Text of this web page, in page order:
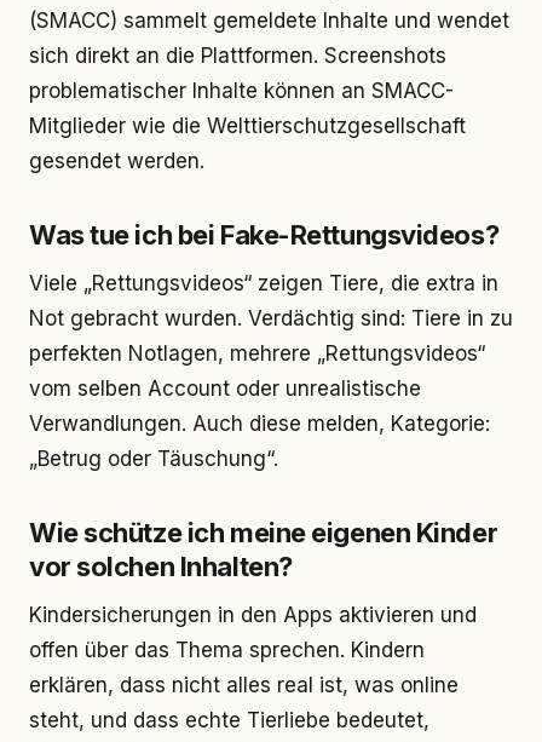
(SMACC) sammelt gemeldete Inhalte und wendet
sich direkt an die Plattformen. Screenshots
problematischer Inhalte können an SMACC-
Mitglieder wie die Welttierschutzgesellschaft
gesendet werden.
Was tue ich bei Fake-Rettungsvideos?
Viele „Rettungsvideos“ zeigen Tiere, die extra in
Not gebracht wurden. Verdächtig sind: Tiere in zu
perfekten Notlagen, mehrere „Rettungsvideos“
vom selben Account oder unrealistische
Verwandlungen. Auch diese melden, Kategorie:
„Betrug oder Täuschung“.
Wie schütze ich meine eigenen Kinder
vor solchen Inhalten?
Kindersicherungen in den Apps aktivieren und
offen über das Thema sprechen. Kindern
erklären, dass nicht alles real ist, was online
steht, und dass echte Tierliebe bedeutet,